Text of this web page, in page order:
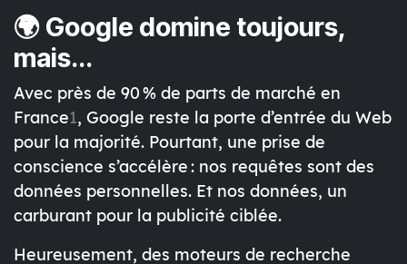
🌍 Google domine toujours,
mais...
Avec près de 90 % de parts de marché en
France1, Google reste la porte d’entrée du Web
pour la majorité. Pourtant, une prise de
conscience s’accélère : nos requêtes sont des
données personnelles. Et nos données, un
carburant pour la publicité ciblée.
Heureusement, des moteurs de recherche